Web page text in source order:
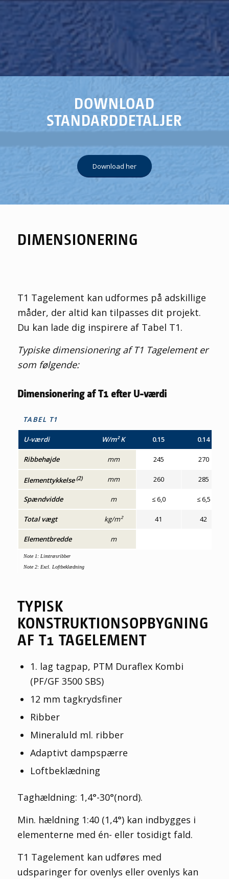
DOWNLOAD
STANDARDDETALJER
Download her
DIMENSIONERING
T1 Tagelement kan udformes på adskillige
måder, der altid kan tilpasses dit projekt.
Du kan lade dig inspirere af Tabel T1.
Typiske dimensionering afT1 Tagelement er
som følgende:
Dimensionering af T1 efter U-værdi
TABEL T1
U-værdi W/m² K 0.15 0.14
Ribbehøjde mm 245 270
Elementtykkelse (2) mm 260 285
Spændvidde m ≤ 6,0 ≤ 6,5
Total vægt kg/m² 41 42
Elementbredde m
Note 1: Limtræsribber
Note 2: Excl. Loftbeklædning
TYPISK
KONSTRUKTIONSOPBYGNING
AF T1 TAGELEMENT
1. lag tagpap, PTM Duraflex Kombi
(PF/GF 3500 SBS)
12 mm tagkrydsfiner
Ribber
Mineraluld ml. ribber
Adaptivt dampspærre
Loftbeklædning
Taghældning: 1,4°-30°(nord).
Min. hældning 1:40 (1,4°) kan indbygges i
elementerne med én- eller tosidigt fald.
T1 Tagelement kan udføres med
udsparinger for ovenlys eller ovenlys kan